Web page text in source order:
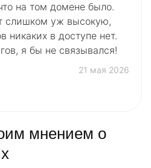
на том домене было.
слишком уж высокую,
никаких в доступе нет.
я бы не связывался!
21 мая 2026
мнением о